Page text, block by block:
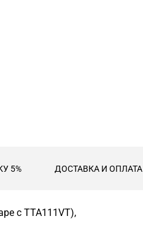
5% ДОСТАВКА И ОПЛАТА
с TTA111VT),